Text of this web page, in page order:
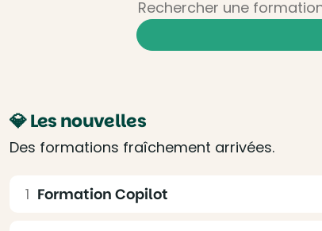
💎 Les nouvelles
Des formations fraîchement arrivées.
Formation Copilot